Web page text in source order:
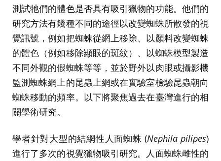
測試牠們的體色是否具有吸引獵物的功能。他們的
研究方法有幾種不同的途徑以改變蜘蛛所散發的視
覺訊號，例如把蜘蛛從網上移除、以顏料改變蜘蛛
的體色（例如移除顯眼的斑紋）、以蜘蛛模型製造
不同外觀的假蜘蛛等等，並於野外以肉眼或攝影機
監測蜘蛛網上的昆蟲上網或在實驗室檢驗昆蟲朝向
蜘蛛移動的頻率。以下將聚焦過去在臺灣進行的相
關學術研究。
學者針對大型的結網性人面蜘蛛 (Nephila pilipes)
進行了多次的視覺獵物吸引研究。人面蜘蛛雌性的